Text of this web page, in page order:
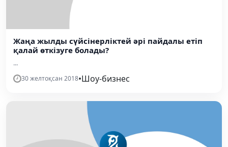
Жаңа жылды сүйсінерліктей әрі пайдалы етіп
қалай өткізуге болады?
...
30 желтоқсан 2018•Шоу-бизнес